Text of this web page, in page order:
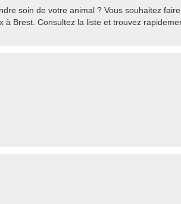
soin de votre animal ? Vous souhaitez
Brest. Consultez la liste et trouvez